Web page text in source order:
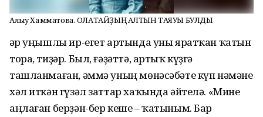
Алһыу Хамматова. ОЛАТАЙҘЫҢ АЛТЫН ТАЯУЫ БУЛДЫ
Һәр уңышлы ир-егет артында уны яратҡан ҡатын
тора, тиҙәр. Был, ғәҙәттә, артыҡ күҙгә
ташланмаған, әммә уның мөнәсәбәте күп нәмәне
хәл иткән гүзәл заттар хаҡында әйтелә. «Мине
аңлаған берҙән-бер кеше – ҡатыным. Бар